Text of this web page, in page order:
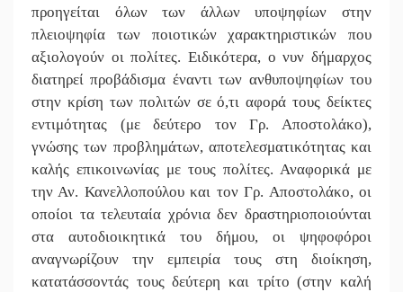
προηγείται όλων των άλλων υποψηφίων στην
πλειοψηφία των ποιοτικών χαρακτηριστικών που
αξιολογούν οι πολίτες. Ειδικότερα, ο νυν δήμαρχος
διατηρεί προβάδισμα έναντι των ανθυποψηφίων του
στην κρίση των πολιτών σε ό,τι αφορά τους δείκτες
εντιμότητας (με δεύτερο τον Γρ. Αποστολάκο),
γνώσης των προβλημάτων, αποτελεσματικότητας και
καλής επικοινωνίας με τους πολίτες. Αναφορικά με
την Αν. Κανελλοπούλου και τον Γρ. Αποστολάκο, oι
οποίοι τα τελευταία χρόνια δεν δραστηριοποιούνται
στα αυτοδιοικητικά του δήμου, οι ψηφοφόροι
αναγνωρίζουν την εμπειρία τους στη διοίκηση,
κατατάσσοντάς τους δεύτερη και τρίτο (στην καλή